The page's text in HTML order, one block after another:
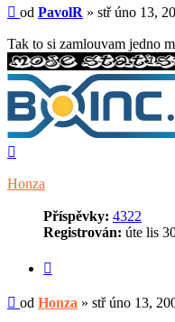
Příspěvek
od PavolR » stř úno 13,
Tak to si zamlouvam jedno
Honza
Příspěvky: 4322
Registrován: úte lis
Příspěvek
od Honza » stř úno 13,